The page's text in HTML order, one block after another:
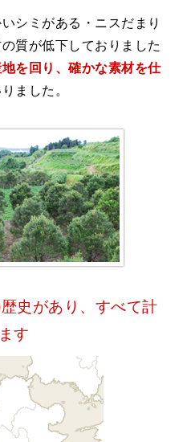
シミがある・ニスだまり
質が低下しておりました
を回り、確かな素材を仕
ました。
史があり、すべて計
す